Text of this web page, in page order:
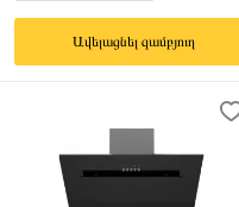
Ավելացնել զամբյուղ